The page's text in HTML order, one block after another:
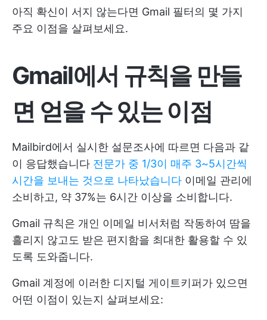
아직 확신이 서지 않는다면 Gmail 필터의 몇 가지
주요 이점을 살펴보세요.
Gmail에서 규칙을 만들
면 얻을 수 있는 이점
Mailbird에서 실시한 설문조사에 따르면 다음과 같
이 응답했습니다 전문가 중 1/3이 매주 3~5시간씩
시간을 보내는 것으로 나타났습니다 이메일 관리에
소비하고, 약 37%는 6시간 이상을 소비합니다.
Gmail 규칙은 개인 이메일 비서처럼 작동하여 땀을
흘리지 않고도 받은 편지함을 최대한 활용할 수 있
도록 도와줍니다.
Gmail 계정에 이러한 디지털 게이트키퍼가 있으면
어떤 이점이 있는지 살펴보세요: